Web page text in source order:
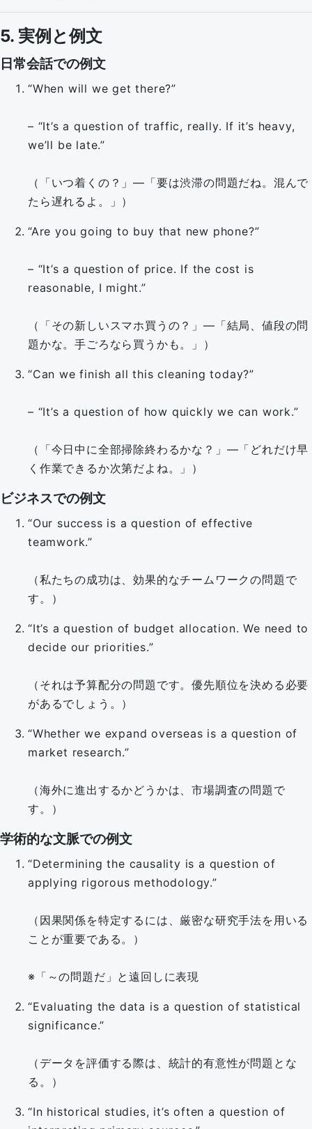
5. 実例と例文
日常会話での例文
“When will we get there?”
– “It’s a question of traffic, really. If it’s heavy,
we’ll be late.”
（「いつ着くの？」—「要は渋滞の問題だね。混んで
たら遅れるよ。」）
“Are you going to buy that new phone?”
– “It’s a question of price. If the cost is
reasonable, I might.”
（「その新しいスマホ買うの？」—「結局、値段の問
題かな。手ごろなら買うかも。」）
“Can we finish all this cleaning today?”
– “It’s a question of how quickly we can work.”
（「今日中に全部掃除終わるかな？」—「どれだけ早
く作業できるか次第だよね。」）
ビジネスでの例文
“Our success is a question of effective
teamwork.”
（私たちの成功は、効果的なチームワークの問題で
す。）
“It’s a question of budget allocation. We need to
decide our priorities.”
（それは予算配分の問題です。優先順位を決める必要
があるでしょう。）
“Whether we expand overseas is a question of
market research.”
（海外に進出するかどうかは、市場調査の問題で
す。）
学術的な文脈での例文
“Determining the causality is a question of
applying rigorous methodology.”
（因果関係を特定するには、厳密な研究手法を用いる
ことが重要である。）
※「～の問題だ」と遠回しに表現
“Evaluating the data is a question of statistical
significance.”
（データを評価する際は、統計的有意性が問題とな
る。）
“In historical studies, it’s often a question of